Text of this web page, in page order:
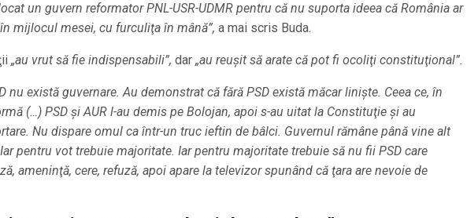
un guvern reformator PNL-USR-UDMR pentru că nu suporta ideea că România ar
mijlocul mesei, cu furculiţa în mână”, a mai scris Buda.
„au vrut să fie indispensabili”, dar „au reuşit să arate că pot fi ocoliţi constituţional”.
nu există guvernare. Au demonstrat că fără PSD există măcar linişte. Ceea ce, în
(…) PSD şi AUR l-au demis pe Bolojan, apoi s-au uitat la Constituţie şi au
Nu dispare omul ca într-un truc ieftin de bâlci. Guvernul rămâne până vine alt
pentru vot trebuie majoritate. Iar pentru majoritate trebuie să nu fii PSD care
ameninţă, cere, refuză, apoi apare la televizor spunând că ţara are nevoie de